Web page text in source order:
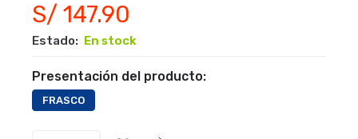
S/ 147.90
Estado: En stock
Presentación del producto:
FRASCO